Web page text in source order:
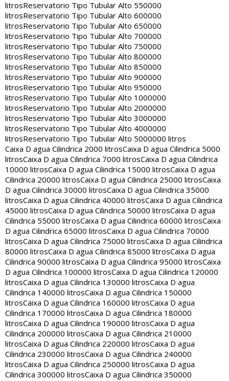
litrosReservatorio Tipo Tubular Alto 550000
litrosReservatorio Tipo Tubular Alto 600000
litrosReservatorio Tipo Tubular Alto 650000
litrosReservatorio Tipo Tubular Alto 700000
litrosReservatorio Tipo Tubular Alto 750000
litrosReservatorio Tipo Tubular Alto 800000
litrosReservatorio Tipo Tubular Alto 850000
litrosReservatorio Tipo Tubular Alto 900000
litrosReservatorio Tipo Tubular Alto 950000
litrosReservatorio Tipo Tubular Alto 1000000
litrosReservatorio Tipo Tubular Alto 2000000
litrosReservatorio Tipo Tubular Alto 3000000
litrosReservatorio Tipo Tubular Alto 4000000
litrosReservatorio Tipo Tubular Alto 5000000 litros
Caixa D agua Cilindrica 2000 litrosCaixa D agua Cilindrica 5000
litrosCaixa D agua Cilindrica 7000 litrosCaixa D agua Cilindrica
10000 litrosCaixa D agua Cilindrica 15000 litrosCaixa D agua
Cilindrica 20000 litrosCaixa D agua Cilindrica 25000 litrosCaixa
D agua Cilindrica 30000 litrosCaixa D agua Cilindrica 35000
litrosCaixa D agua Cilindrica 40000 litrosCaixa D agua Cilindrica
45000 litrosCaixa D agua Cilindrica 50000 litrosCaixa D agua
Cilindrica 55000 litrosCaixa D agua Cilindrica 60000 litrosCaixa
D agua Cilindrica 65000 litrosCaixa D agua Cilindrica 70000
litrosCaixa D agua Cilindrica 75000 litrosCaixa D agua Cilindrica
80000 litrosCaixa D agua Cilindrica 85000 litrosCaixa D agua
Cilindrica 90000 litrosCaixa D agua Cilindrica 95000 litrosCaixa
D agua Cilindrica 100000 litrosCaixa D agua Cilindrica 120000
litrosCaixa D agua Cilindrica 130000 litrosCaixa D agua
Cilindrica 140000 litrosCaixa D agua Cilindrica 150000
litrosCaixa D agua Cilindrica 160000 litrosCaixa D agua
Cilindrica 170000 litrosCaixa D agua Cilindrica 180000
litrosCaixa D agua Cilindrica 190000 litrosCaixa D agua
Cilindrica 200000 litrosCaixa D agua Cilindrica 210000
litrosCaixa D agua Cilindrica 220000 litrosCaixa D agua
Cilindrica 230000 litrosCaixa D agua Cilindrica 240000
litrosCaixa D agua Cilindrica 250000 litrosCaixa D agua
Cilindrica 300000 litrosCaixa D agua Cilindrica 350000